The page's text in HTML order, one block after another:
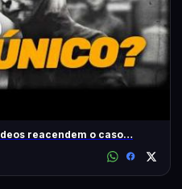
reacendem o caso…